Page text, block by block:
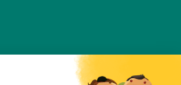
TikTok